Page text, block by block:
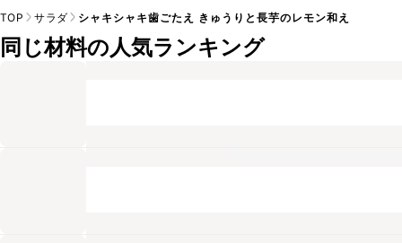
TOP サラダ シャキシャキ歯ごたえ きゅうりと長芋のレモン和え
同じ材料の人気ランキング